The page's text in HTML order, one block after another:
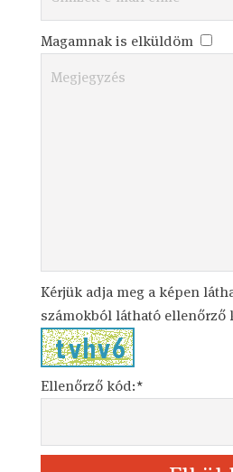
Magamnak is elküldöm
Kérjük adja meg a képen
számokból látható ellenőrző
Ellenőrző kód:*